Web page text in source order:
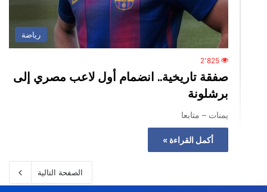
رياضة
2٬825
صفقة تاريخية.. انضمام أول لاعب مصري إلى
برشلونة
يمنات – متابعا
أكمل القراءة »
الصفحة التالية